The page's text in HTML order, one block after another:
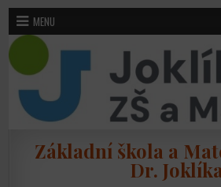
Skip to content
MENU
Základní škola a
Dr. Joklíka